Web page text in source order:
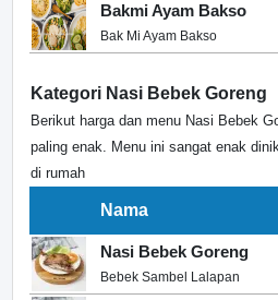
Bakmi Ayam Bakso
Bak Mi Ayam Bakso
Kategori Nasi Bebek Goreng
Berikut harga dan menu Nasi Bebek
paling enak. Menu ini sangat enak
di rumah
Nama
Nasi Bebek Goreng
Bebek Sambel Lalapan